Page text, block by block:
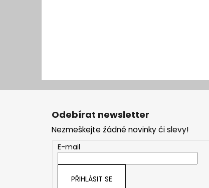
Z
Odebírat newsletter
Nezmeškejte žádné novinky či slevy!
E-mail
PŘIHLÁSIT SE